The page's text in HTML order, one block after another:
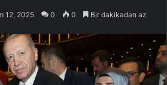
12, 2025 0 0 Bir dakikadan az